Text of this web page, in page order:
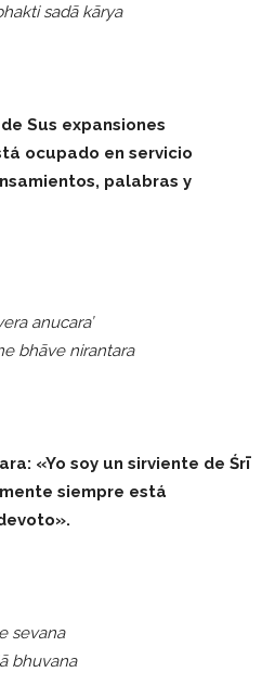
sadā kārya
Sus expansiones
ocupado en servicio
palabras y
anucara’
bhāve nirantara
«Yo soy un sirviente de Śrī
siempre está
sevana
bhuvana